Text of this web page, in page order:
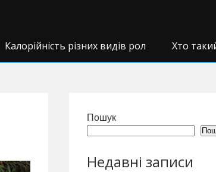
Калорійність різних видів рол Хто
Пошук
Недавні записи